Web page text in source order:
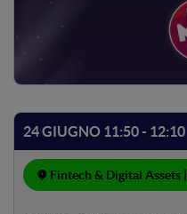
24 GIUGNO 11:50 - 12:10
Fintech & Digital Assets |